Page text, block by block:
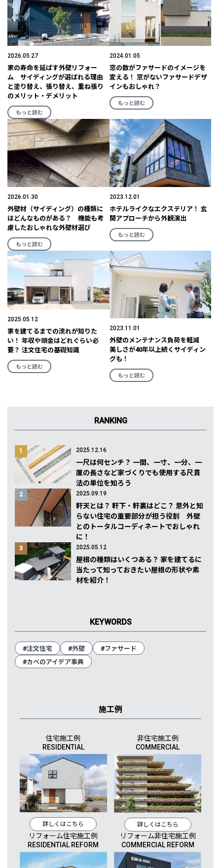
2026.05.27
家の寿命を延ばす外壁リフォー
ム サイディングが選ばれる理由
と塗り替え、張り替え、重ね張り
のメリット・デメリット
もっと読む
2024.01.05
窓の数がファサードのイメージを
変える！ 窓がないファサードデザ
インもおしゃれ？
もっと読む
2026.01.30
外壁材（サイディング）の種類に
はどんなものがある？ 機能も考
慮したおしゃれな外壁材選び
もっと読む
2023.12.01
ホテルライクなエクステリア！ 玄
関アプローチから外観演出
もっと読む
2025.05.12
家を建てるまでの流れが知りた
い！ 年収や頭金はどれぐらい必
要？ 注文住宅の基礎知識
もっと読む
2023.11.01
外壁のメンテナンス負荷を軽減
美しさが40年以上続くサイディン
グも！
もっと読む
RANKING
1 2025.12.16
一尺は何センチ？ 一間、一寸、一分、一
厘の長さなど家づくりでも使用する尺貫
法の単位を知ろう
2 2025.09.19
軒天とは？ 軒下・軒裏はどこ？ 意外と知
らない住宅の重要部分が担う役割 外壁
とのトータルコーディネートでおしゃれ
に！
3 2025.05.12
屋根の種類はいくつある？ 家を建てるに
当たって知っておきたい屋根の形状や素
材を紹介！
KEYWORDS
#注文住宅 #外壁
#ファサード
#カベのアイデア事典
施工例
住宅施工例
RESIDENTIAL
詳しくはこちら
非住宅施工例
COMMERCIAL
詳しくはこちら
リフォーム住宅施工例
RESIDENTIAL REFORM
リフォーム非住宅施工例
COMMERCIAL REFORM